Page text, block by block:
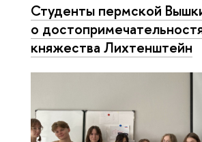
Студенты пермской
о
княжества Лихтенштейн